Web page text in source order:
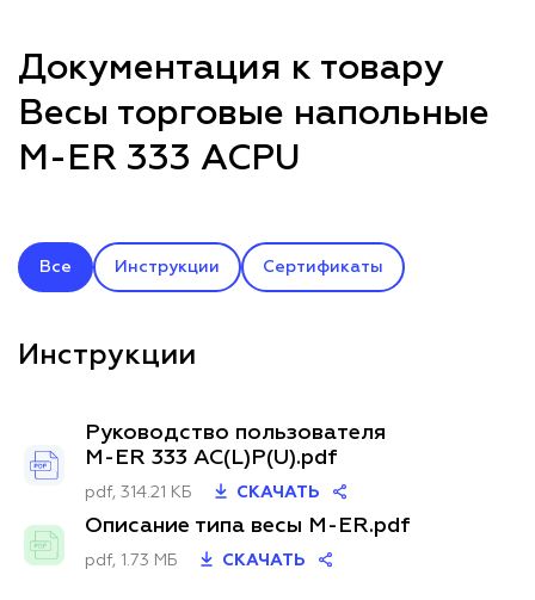
Документация к товару
Весы торговые напольные
M-ER 333 ACPU
Все Инструкции Сертификаты
Инструкции
Руководство пользователя
M-ER 333 AC(L)P(U).pdf
pdf, 314.21 КБ СКАЧАТЬ
Описание типа весы M-ER.pdf
pdf, 1.73 МБ СКАЧАТЬ